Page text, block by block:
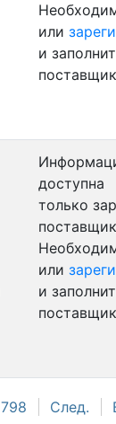
798 След.
или
и
доступна
только
или
и